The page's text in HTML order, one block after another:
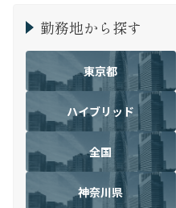
勤務地から探す
東京都
ハイブリッド
全国
神奈川県